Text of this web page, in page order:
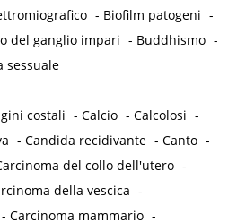
- Biofilm patogeni -
del ganglio impari - Buddhismo -
sessuale
costali -Calcio -Calcolosi -
-Candida recidivante -Canto -
del collo dell'utero -
della vescica -
-Carcinoma mammario -